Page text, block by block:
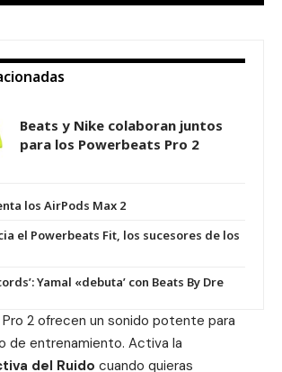
Beats y Nike colaboran juntos
para los Powerbeats Pro 2
los AirPods Max 2
el Powerbeats Fit, los sucesores de los
Yamal «debuta’ con Beats By Dre
2 ofrecen un sonido potente para
de entrenamiento. Activa la
del Ruido cuando quieras